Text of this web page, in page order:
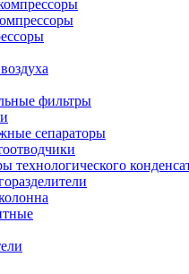
фильтры
сепараторы
технологического